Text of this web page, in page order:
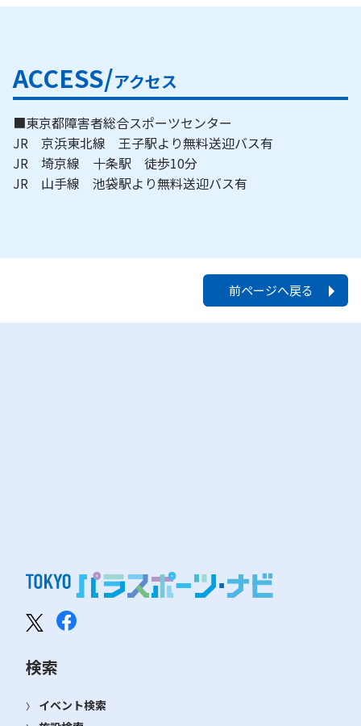
ACCESS/アクセス
■東京都障害者総合スポーツセンター
JR 京浜東北線 王子駅より無料送迎バス有
JR 埼京線 十条駅 徒歩10分
JR 山手線 池袋駅より無料送迎バス有
前ページへ戻る
検索
イベント検索